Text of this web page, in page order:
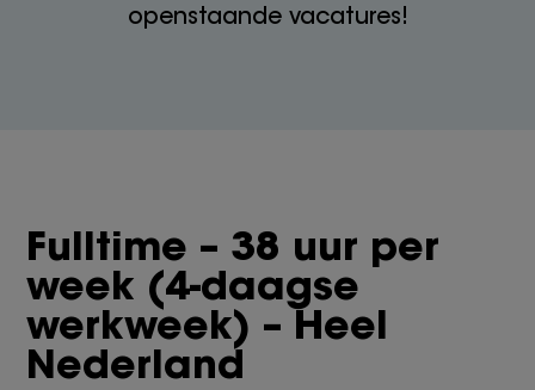
openstaande vacatures!
Fulltime – 38 uur per
week (4-daagse
werkweek) – Heel
Nederland